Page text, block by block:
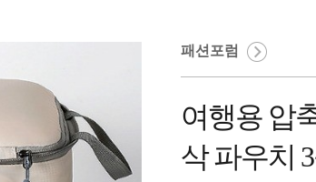
패션포럼
여행용 압
삭 파우치